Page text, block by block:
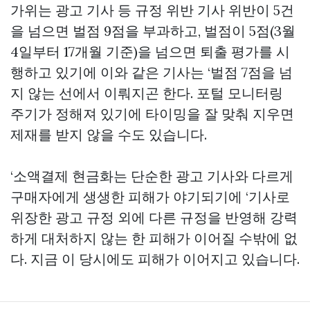
가위는 광고 기사 등 규정 위반 기사 위반이 5건
을 넘으면 벌점 9점을 부과하고, 벌점이 5점(3월
4일부터 17개월 기준)을 넘으면 퇴출 평가를 시
행하고 있기에 이와 같은 기사는 ‘벌점 7점을 넘
지 않는 선에서 이뤄지곤 한다. 포털 모니터링
주기가 정해져 있기에 타이밍을 잘 맞춰 지우면
제재를 받지 않을 수도 있습니다.
‘소액결제 현금화는 단순한 광고 기사와 다르게
구매자에게 생생한 피해가 야기되기에 ‘기사로
위장한 광고 규정 외에 다른 규정을 반영해 강력
하게 대처하지 않는 한 피해가 이어질 수밖에 없
다. 지금 이 당시에도 피해가 이어지고 있습니다.